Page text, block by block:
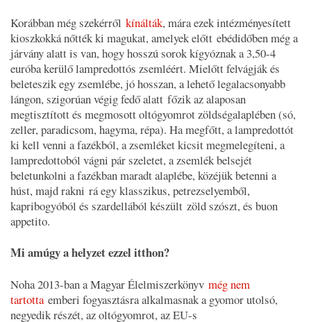
Korábban még szekérről kínálták, mára ezek intézményesített
kioszkokká nőtték ki magukat, amelyek előtt ebédidőben még a
járvány alatt is van, hogy hosszú sorok kígyóznak a 3,50-4
euróba kerülő lampredottós zsemléért. Mielőtt felvágják és
beleteszik egy zsemlébe, jó hosszan, a lehető legalacsonyabb
lángon, szigorúan végig fedő alatt főzik az alaposan
megtisztított és megmosott oltógyomrot zöldségalaplében (só,
zeller, paradicsom, hagyma, répa). Ha megfőtt, a lampredottót
ki kell venni a fazékból, a zsemléket kicsit megmelegíteni, a
lampredottoból vágni pár szeletet, a zsemlék belsejét
beletunkolni a fazékban maradt alaplébe, közéjük betenni a
húst, majd rakni rá egy klasszikus, petrezselyemből,
kapribogyóból és szardellából készült zöld szószt, és buon
appetito.
Mi amúgy a helyzet ezzel itthon?
Noha 2013-ban a Magyar Élelmiszerkönyv még nem
tartottaemberi fogyasztásra alkalmasnak a gyomor utolsó,
negyedik részét, az oltógyomrot, az EU-s